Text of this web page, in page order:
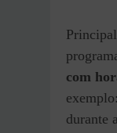
com
durante